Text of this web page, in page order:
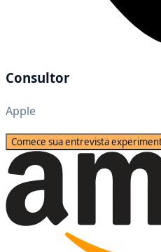
Consultor
Apple
Comece sua entrevista